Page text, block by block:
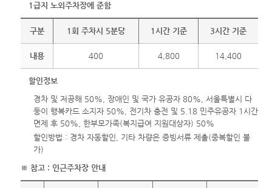
1급지 노외주차장에 준함
구분 1회 주차시 5분당 1시간 기준 3시간 기준
내용 400 4,800 14,400
할인정보
경차 및 저공해 50%, 장애인 및 국가 유공자 80%, 서울특별시 다
둥이 행복카드 소지자 50%, 전기차 충전 및 5.18 민주유공자 1시간
면제 후 50%, 한부모가족(복지급여 지원대상자) 50%
할인방법 : 경차 자동할인, 기타 차량은 증빙서류 제출(중복할인 불
가)
※ 참고 : 인근주차장 안내